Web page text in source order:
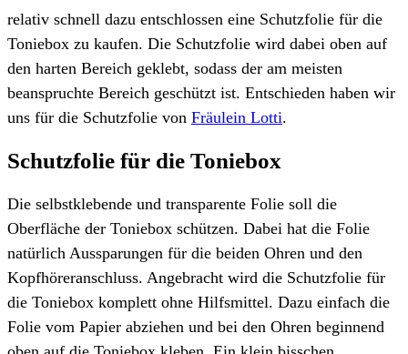
relativ schnell dazu entschlossen eine Schutzfolie für die
Toniebox zu kaufen. Die Schutzfolie wird dabei oben auf
den harten Bereich geklebt, sodass der am meisten
beanspruchte Bereich geschützt ist. Entschieden haben wir
uns für die Schutzfolie von Fräulein Lotti.
Schutzfolie für die Toniebox
Die selbstklebende und transparente Folie soll die
Oberfläche der Toniebox schützen. Dabei hat die Folie
natürlich Aussparungen für die beiden Ohren und den
Kopfhöreranschluss. Angebracht wird die Schutzfolie für
die Toniebox komplett ohne Hilfsmittel. Dazu einfach die
Folie vom Papier abziehen und bei den Ohren beginnend